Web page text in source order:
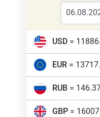
USD=
EUR=
RUB=
GBP=